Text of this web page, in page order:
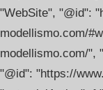
"WebSite", "@id":
modellismo.com/
modellismo.com/",
"@id": "https://